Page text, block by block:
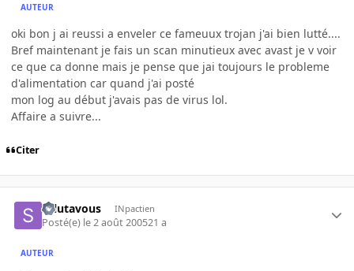
AUTEUR
oki bon j ai reussi a enveler ce fameuux trojan j'ai bien lutté....
Bref maintenant je fais un scan minutieux avec avast je v voir
ce que ca donne mais je pense que jai toujours le probleme
d'alimentation car quand j'ai posté
mon log au début j'avais pas de virus lol.
Affaire a suivre...
Citer
salutavous INpactien
Posté(e) le 2 août 200521 a
AUTEUR